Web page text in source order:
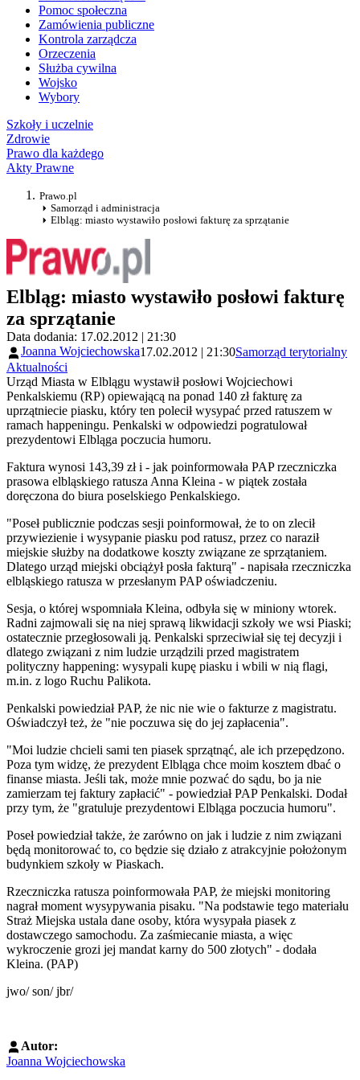
Pomoc społeczna
Zamówienia publiczne
Kontrola zarządcza
Orzeczenia
Służba cywilna
Wojsko
Wybory
Szkoły i uczelnie
Zdrowie
Prawo dla każdego
Akty Prawne
Prawo.pl
Samorząd i administracja
Elbląg: miasto wystawiło posłowi fakturę za sprzątanie
Elbląg: miasto wystawiło posłowi fakturę
za sprzątanie
Data dodania: 17.02.2012 | 21:30
Joanna Wojciechowska17.02.2012 | 21:30Samorząd terytorialny
Aktualności
Urząd Miasta w Elblągu wystawił posłowi Wojciechowi
Penkalskiemu (RP) opiewającą na ponad 140 zł fakturę za
uprzątniecie piasku, który ten polecił wysypać przed ratuszem w
ramach happeningu. Penkalski w odpowiedzi pogratulował
prezydentowi Elbląga poczucia humoru.
Faktura wynosi 143,39 zł i - jak poinformowała PAP rzeczniczka
prasowa elbląskiego ratusza Anna Kleina - w piątek została
doręczona do biura poselskiego Penkalskiego.
"Poseł publicznie podczas sesji poinformował, że to on zlecił
przywiezienie i wysypanie piasku pod ratusz, przez co naraził
miejskie służby na dodatkowe koszty związane ze sprzątaniem.
Dlatego urząd miejski obciążył posła fakturą" - napisała rzeczniczka
elbląskiego ratusza w przesłanym PAP oświadczeniu.
Sesja, o której wspomniała Kleina, odbyła się w miniony wtorek.
Radni zajmowali się na niej sprawą likwidacji szkoły we wsi Piaski;
ostatecznie przegłosowali ją. Penkalski sprzeciwiał się tej decyzji i
dlatego związani z nim ludzie urządzili przed magistratem
polityczny happening: wysypali kupę piasku i wbili w nią flagi,
m.in. z logo Ruchu Palikota.
Penkalski powiedział PAP, że nic nie wie o fakturze z magistratu.
Oświadczył też, że "nie poczuwa się do jej zapłacenia".
"Moi ludzie chcieli sami ten piasek sprzątnąć, ale ich przepędzono.
Poza tym widzę, że prezydent Elbląga chce moim kosztem dbać o
finanse miasta. Jeśli tak, może mnie pozwać do sądu, bo ja nie
zamierzam tej faktury zapłacić" - powiedział PAP Penkalski. Dodał
przy tym, że "gratuluje prezydentowi Elbląga poczucia humoru".
Poseł powiedział także, że zarówno on jak i ludzie z nim związani
będą monitorować to, co będzie się działo z atrakcyjnie położonym
budynkiem szkoły w Piaskach.
Rzeczniczka ratusza poinformowała PAP, że miejski monitoring
nagrał moment wysypywania pisaku. "Na podstawie tego materiału
Straż Miejska ustala dane osoby, która wysypała piasek z
dostawczego samochodu. Za zaśmiecanie miasta, a więc
wykroczenie grozi jej mandat karny do 500 złotych" - dodała
Kleina. (PAP)
jwo/ son/ jbr/
Autor:
Joanna Wojciechowska